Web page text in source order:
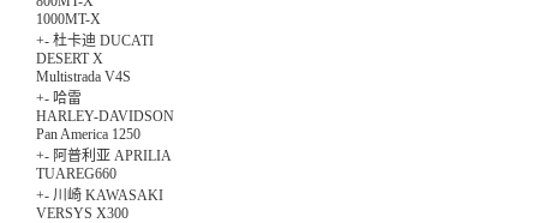
1000MT-X
+- 杜卡迪 DUCATI
DESERT X
Multistrada V4S
+- 哈雷
HARLEY-DAVIDSON
Pan America 1250
+- 阿普利亚 APRILIA
TUAREG660
+- 川崎 KAWASAKI
VERSYS X300